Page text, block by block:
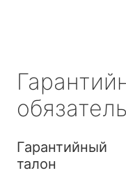
Гарантийный
талон